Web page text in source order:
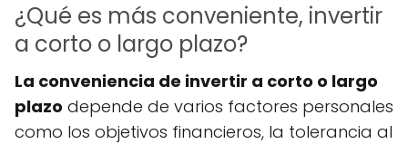
¿Qué es más conveniente, invertir
a corto o largo plazo?
La conveniencia de invertir a corto o largo
plazo depende de varios factores personales
como los objetivos financieros, la tolerancia al